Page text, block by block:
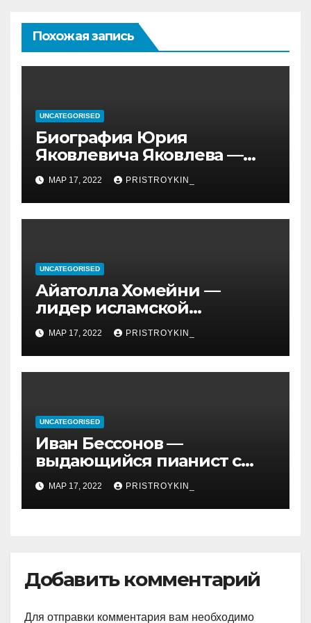
Похожая запись
UNCATEGORISED
Биография Юрия
Яковлевича Яковлева —
история его личной и
профессиональной жизни
МАР 17, 2022 PRISTROYKIN_
UNCATEGORISED
Айатолла Хомейни —
лидер исламской
революции, его биография
и идеология, роль в
иранской политике и
последствия его
МАР 17, 2022 PRISTROYKIN_
UNCATEGORISED
Иван Бессонов —
выдающийся пианист с
уникальным талантом и
впечатляющими
достижениями
МАР 17, 2022 PRISTROYKIN_
Добавить комментарий
Для отправки комментария вам необходимо